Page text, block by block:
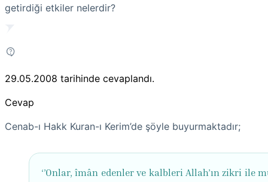
getirdiği etkiler nelerdir?
29.05.2008 tarihinde cevaplandı.
Cevap
Cenab-ı Hakk Kuran-ı Kerim’de şöyle buyurmaktadır;
‘’Onlar, îmân edenler ve kalbleri Allah’ın zikri ile